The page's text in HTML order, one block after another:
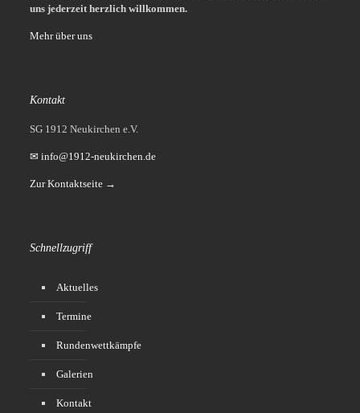
uns jederzeit herzlich willkommen.
Mehr über uns
Kontakt
SG 1912 Neukirchen e.V.
✉ info@1912-neukirchen.de
Zur Kontaktseite →
Schnellzugriff
Aktuelles
Termine
Rundenwettkämpfe
Galerien
Kontakt